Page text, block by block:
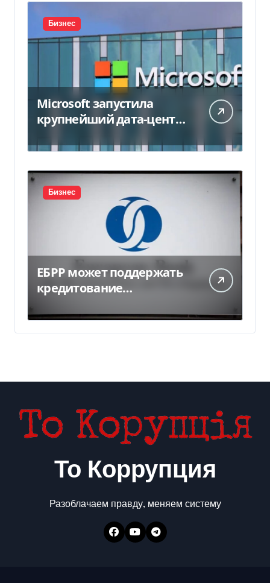
Бизнес
Microsoft запустила
крупнейший дата-центр
миллиарда
Бизнес
ЕБРР может поддержать
кредитование
300 млн евро — Delo.ua
То Коррупция
Разоблачаем правду, меняем систему